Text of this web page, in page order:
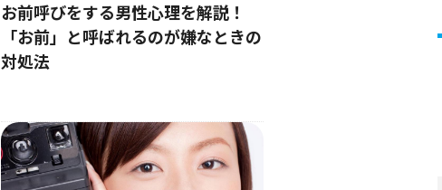
お前呼びをする男性心理を解説！
「お前」と呼ばれるのが嫌なときの
対処法